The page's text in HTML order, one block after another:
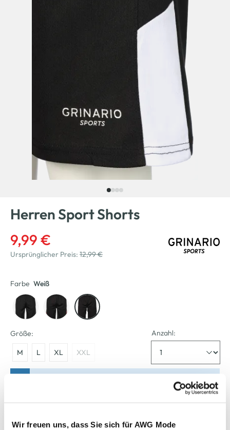
Wir freuen uns, dass Sie sich für AWG Mode
Herren Sport Shorts
9,99 €
Ursprünglicher Preis: 12,99 €
Farbe Weiß
Größe:
M L XL XXL
Anzahl: